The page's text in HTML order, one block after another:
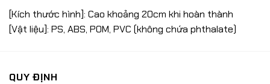
[Kích thước hình]: Cao khoảng 20cm khi hoàn thành
[Vật liệu]: PS, ABS, POM, PVC (không chứa phthalate)
QUY ĐỊNH